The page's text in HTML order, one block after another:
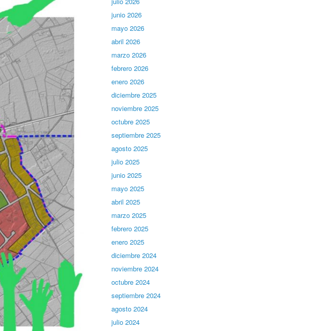
junio 2026
mayo 2026
abril 2026
marzo 2026
febrero 2026
enero 2026
diciembre 2025
noviembre 2025
octubre 2025
septiembre 2025
agosto 2025
julio 2025
junio 2025
mayo 2025
abril 2025
marzo 2025
febrero 2025
enero 2025
diciembre 2024
noviembre 2024
octubre 2024
septiembre 2024
agosto 2024
julio 2024